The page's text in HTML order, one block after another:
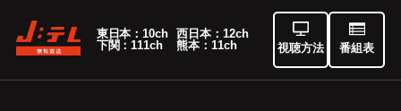
東日本：10ch
西日本：12ch
下関：111ch
熊本：11ch 視聴方法 番組表